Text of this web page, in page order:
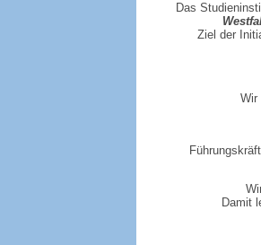
Das
Ziel der
Wir
Damit